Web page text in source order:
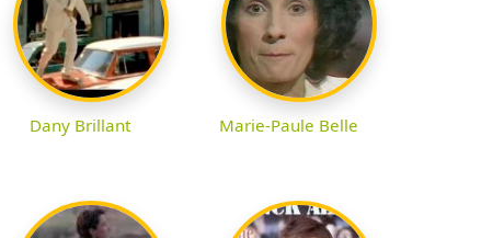
Dany Brillant Marie-Paule Belle